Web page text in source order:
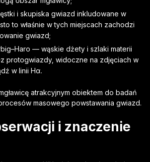
i skupiska gwiazd inkludowane w
to właśnie w tych miejscach zachodzi
gwiazd;
— wąskie dżety i szlaki materii
protogwiazdy, widoczne na zdjęciach w
w linii Hα.
atrakcyjnym obiektem do badań
masowego powstawania gwiazd.
i znaczenie